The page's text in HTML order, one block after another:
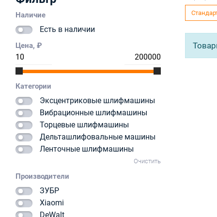
Отбойные молотки
Наличие
Есть в наличии
Цена, ₽
Категории
Эксцентриковые шлифмашины
Вибрационные шлифмашины
Торцевые шлифмашины
Дельташлифовальные машины
Ленточные шлифмашины
Очистить
Производители
ЗУБР
Xiaomi
DeWalt